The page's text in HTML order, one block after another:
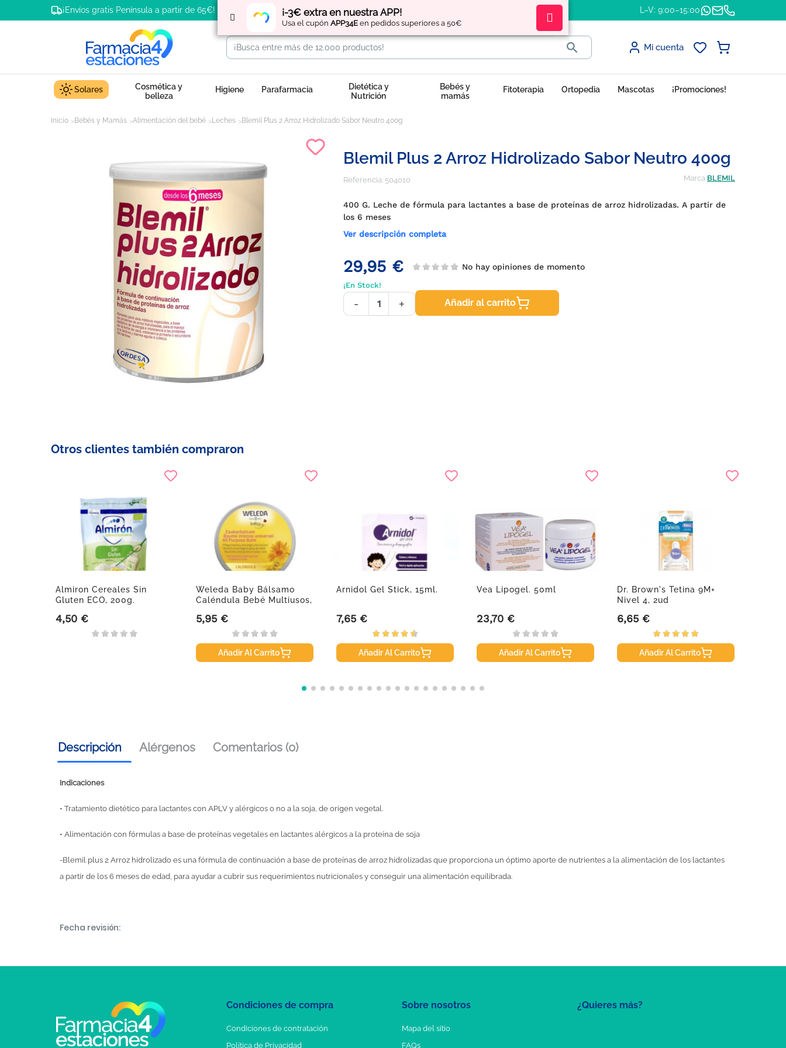
¡-3€ extra en nuestra APP!
Usa el cupón APP34E en pedidos superiores a 50€
¡Envíos gratis Península a partir de 65€! Regístratey obtén L–V: 9:00–15:00
 Mi cuenta
Solares
Cosmética y
belleza
Higiene Parafarmacia
Dietética y
Nutrición
Bebés y
mamás
Fitoterapia Ortopedia Mascotas ¡Promociones!
Inicio Bebés y Mamás Alimentación del bebé Leches Blemil Plus 2 Arroz Hidrolizado Sabor Neutro 400g
Blemil Plus 2 Arroz Hidrolizado Sabor Neutro 400g
Referencia: 504010 Marca BLEMIL
400 G. Leche de fórmula para lactantes a base de proteínas de arroz hidrolizadas. A partir de
los 6 meses
Ver descripción completa
29,95 € No hay opiniones de momento
¡En Stock!
- + Añadir al carrito
Otros clientes también compraron
Almiron Cereales Sin
Gluten ECO, 200g.
Precio
4,50 €
Weleda Baby Bálsamo
Caléndula Bebé Multiusos,
Precio
5,95 €
Añadir Al Carrito
Arnidol Gel Stick, 15ml.
Precio
7,65 €
Añadir Al Carrito
Vea Lipogel. 50ml
Precio
23,70 €
Añadir Al Carrito
Dr. Brown's Tetina 9M+
Nivel 4, 2ud
Precio
6,65 €
Añadir Al Carrito
Descripción Alérgenos Comentarios (0)
Indicaciones
• Tratamiento dietético para lactantes con APLV y alérgicos o no a la soja, de origen vegetal.
• Alimentación con fórmulas a base de proteínas vegetales en lactantes alérgicos a la proteína de soja
-Blemil plus 2 Arroz hidrolizado es una fórmula de continuación a base de proteínas de arroz hidrolizadas que proporciona un óptimo aporte de nutrientes a la alimentación de los lactantes
a partir de los 6 meses de edad, para ayudar a cubrir sus requerimientos nutricionales y conseguir una alimentación equilibrada.
Fecha revisión:
¿Quieres más?
Condiciones de compra
Condiciones de contratación
Política de Privacidad
Sobre nosotros
Mapa del sitio
FAQs